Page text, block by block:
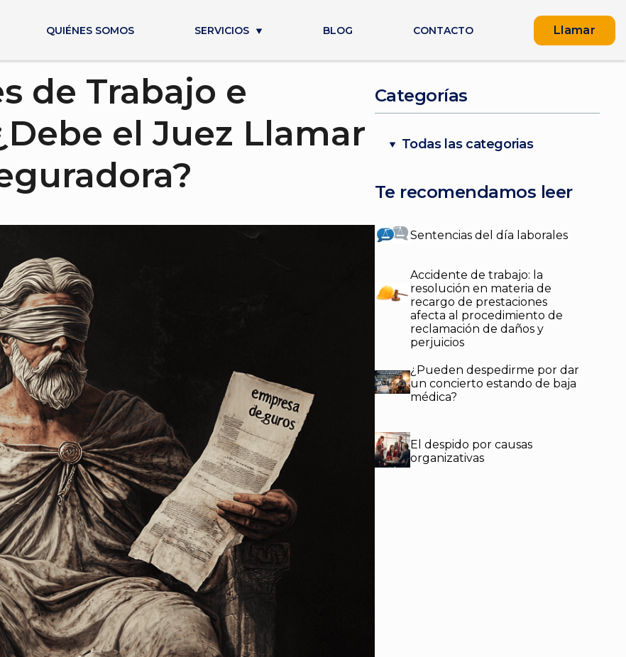
QUIÉNES SOMOS SERVICIOS BLOG CONTACTO Llamar
de Trabajo e
el Juez Llamar
Categorías
Todas las categorias
Te recomendamos leer
Sentencias del día laborales
Accidente de trabajo: la
resolución en materia de
recargo de prestaciones
afecta al procedimiento de
reclamación de daños y
perjuicios
¿Pueden despedirme por dar
un concierto estando de baja
médica?
El despido por causas
organizativas